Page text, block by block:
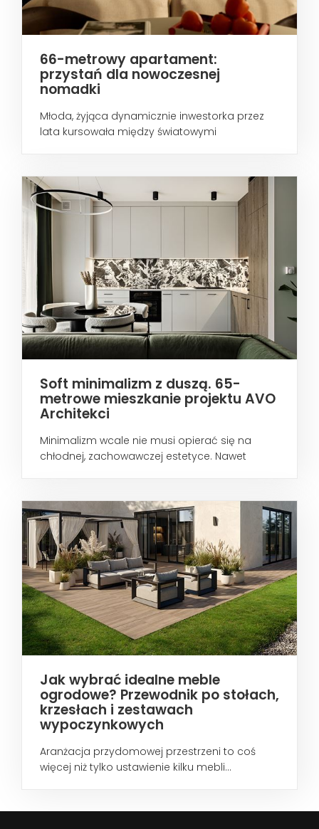
66-metrowy apartament:
przystań dla nowoczesnej
nomadki
Młoda, żyjąca dynamicznie inwestorka przez
lata kursowała między światowymi
Soft minimalizm z duszą. 65-
metrowe mieszkanie projektu AVO
Architekci
Minimalizm wcale nie musi opierać się na
chłodnej, zachowawczej estetyce. Nawet
Jak wybrać idealne meble
ogrodowe? Przewodnik po stołach,
krzesłach i zestawach
wypoczynkowych
Aranżacja przydomowej przestrzeni to coś
więcej niż tylko ustawienie kilku mebli...